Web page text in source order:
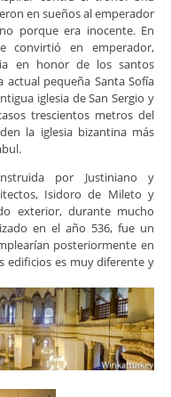
en sueños al emperador
porque era inocente. En
convirtió en emperador,
en honor de los santos
pequeña Santa Sofía
iglesia de San Sergio y
trescientos metros del
la iglesia bizantina más
por Justiniano y
Isidoro de Mileto y
exterior, durante mucho
en el año 536, fue un
posteriormente en
edificios es muy diferente y